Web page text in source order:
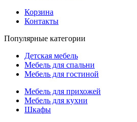
Корзина
Контакты
Популярные категории
Детская мебель
Мебель для спальни
Мебель для гостиной
Мебель для прихожей
Мебель для кухни
Шкафы